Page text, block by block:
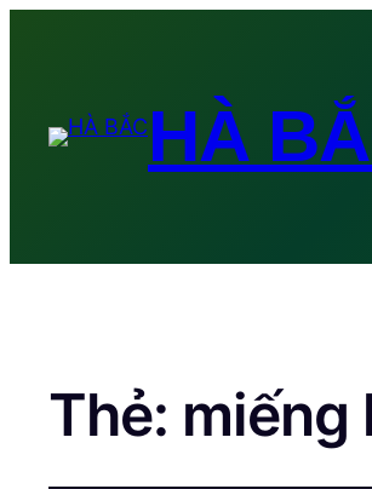
HÀ
Thẻ: miếng